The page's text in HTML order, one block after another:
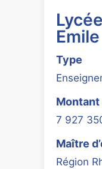
Type
Montant
7 927
Maître
Région